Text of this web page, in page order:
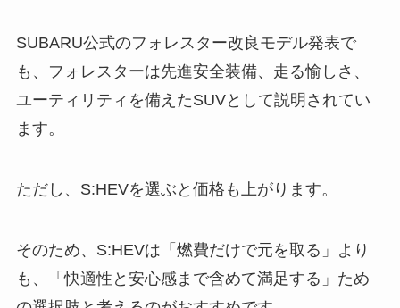
SUBARU公式のフォレスター改良モデル発表で
も、フォレスターは先進安全装備、走る愉しさ、
ユーティリティを備えたSUVとして説明されてい
ます。
ただし、S:HEVを選ぶと価格も上がります。
そのため、S:HEVは「燃費だけで元を取る」より
も、「快適性と安心感まで含めて満足する」ため